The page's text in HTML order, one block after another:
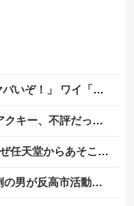
夫やろｗｗｗ」扇風機ポチー
だった理由が明確すぎる
そこまで寵愛されるんだ？
務省を手を組んでの返り咲きが狙いか？